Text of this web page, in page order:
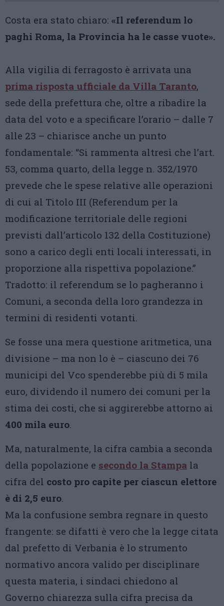
Costa era stato chiaro: «Il referendum lo
paghi Roma, la Provincia ha le casse vuote».
Alla vigilia di ferragosto è arrivata una
prima risposta ufficiale da Villa Taranto,
sede della prefettura che, oltre a ribadire la
data del voto e a specificare l’orario – dalle 7
alle 23 – chiarisce anche un punto
fondamentale: “Si rammenta altresì che l’art.
53, comma quarto, della legge n. 352/1970
prevede che le spese relative alle operazioni
di cui al Titolo III (Referendum per la
modificazione territoriale delle regioni
previsti dall’articolo 132 della Costituzione)
sono a carico degli enti locali interessati, in
proporzione alla rispettiva popolazione.”
Tradotto: il referendum se lo pagheranno i
Comuni, a seconda della loro grandezza in
termini di residenti votanti.
Se fosse una mera questione aritmetica, una
divisione – ma non lo è – ciascuno dei 76
municipi del Vco spenderebbe più di 5 mila
euro, dividendo il numero dei comuni per la
stima dei costi, che si aggirerebbe attorno ai
400 mila euro.
Ma, naturalmente, la cifra cambia a seconda
della popolazione e secondo la Stampa la
cifra del costo pro capite per ciascun elettore
è di 2,5 euro.
Ma la confusione sembra regnare in questo
frangente: se difatti è vero che la legge citata
dal prefetto di Verbania è lo strumento
normativo ancora valido per disciplinare
questa materia, i sindaci chiedono al
Governo chiarezza sulla cifra precisa da